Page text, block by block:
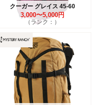
クーガー グレイス 45-60
3,000〜5,000円
（ランク：）